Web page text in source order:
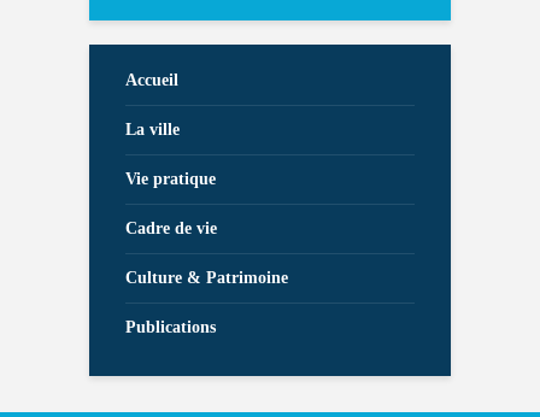
Accueil
La ville
Vie pratique
Cadre de vie
Culture & Patrimoine
Publications